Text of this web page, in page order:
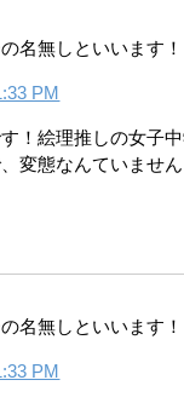
名無しといいます！
PM
！絵理推しの女子
変態なんていませ
名無しといいます！
PM